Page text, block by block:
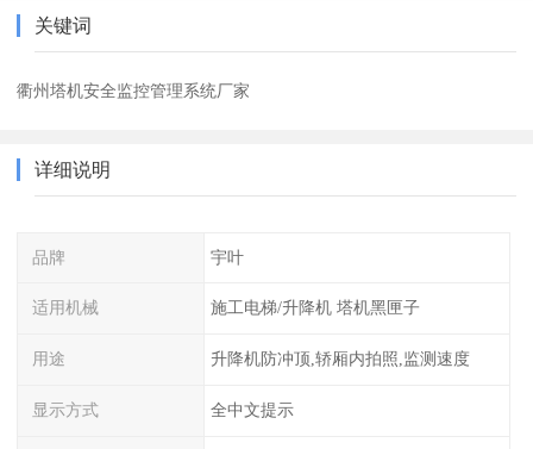
关键词
衢州塔机安全监控管理系统厂家
详细说明
品牌 宇叶
适用机械 施工电梯/升降机 塔机黑匣子
用途 升降机防冲顶,轿厢内拍照,监测速度
显示方式 全中文提示